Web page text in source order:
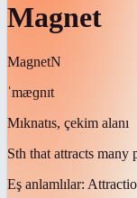
Magnet
MagnetN
ˈmæɡnɪt
Mıknatıs, çekim alanı
Sth that attracts many
Eş anlamlılar: